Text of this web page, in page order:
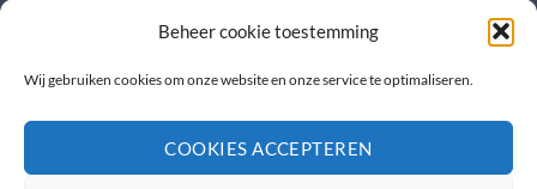
Beheer cookie toestemming
Wij gebruiken cookies om onze website en onze service te optimaliseren.
COOKIES ACCEPTEREN